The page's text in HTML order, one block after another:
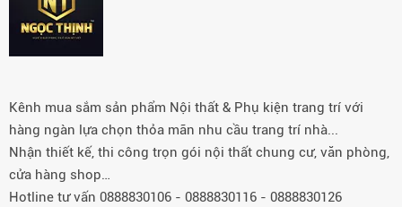
Kênh mua sắm sản phẩm Nội thất & Phụ kiện trang trí với
hàng ngàn lựa chọn thỏa mãn nhu cầu trang trí nhà...
Nhận thiết kế, thi công trọn gói nội thất chung cư, văn phòng,
cửa hàng shop…
Hotline tư vấn 0888830106 - 0888830116 - 0888830126